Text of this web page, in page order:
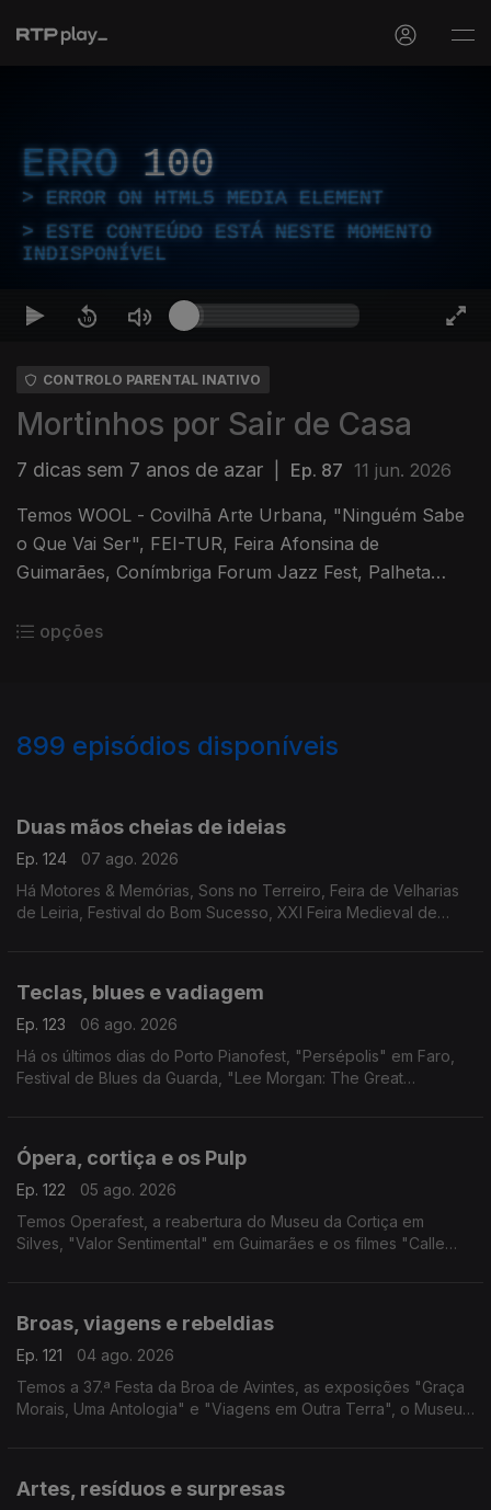
ERRO 100
ERROR ON HTML5 MEDIA ELEMENT
ESTE CONTEÚDO ESTÁ NESTE MOMENTO
INDISPONÍVEL
CONTROLO PARENTAL INATIVO
Mortinhos por Sair de Casa
7 dicas sem 7 anos de azar Ep. 87 11 jun. 2026
Temos WOOL - Covilhã Arte Urbana, "Ninguém Sabe
o Que Vai Ser", FEI-TUR, Feira Afonsina de
Guimarães, Conímbriga Forum Jazz Fest, Palheta
opções
899 episódios disponíveis
Duas mãos cheias de ideias
Ep. 124
07 ago. 2026
Há Motores & Memórias, Sons no Terreiro, Feira de Velharias
de Leiria, Festival do Bom Sucesso, XXI Feira Medieval de
Teclas, blues e vadiagem
Ep. 123
06 ago. 2026
Há os últimos dias do Porto Pianofest, "Persépolis" em Faro,
Festival de Blues da Guarda, "Lee Morgan: The Great
Ópera, cortiça e os Pulp
Ep. 122
05 ago. 2026
Temos Operafest, a reabertura do Museu da Cortiça em
Silves, "Valor Sentimental" em Guimarães e os filmes "Calle
Broas, viagens e rebeldias
Ep. 121
04 ago. 2026
Temos a 37.ª Festa da Broa de Avintes, as exposições "Graça
Morais, Uma Antologia" e "Viagens em Outra Terra", o Museu
Artes, resíduos e surpresas